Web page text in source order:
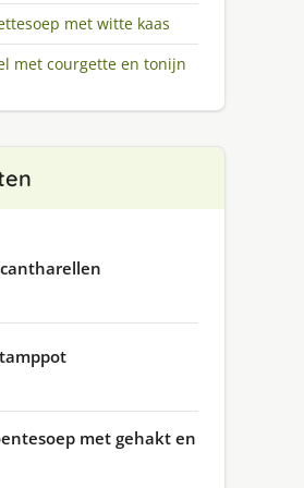
met witte kaas
met courgette en tonijn
met gehakt en